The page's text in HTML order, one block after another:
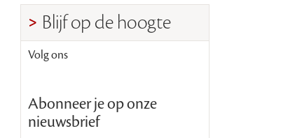
Blijf op de hoogte
Volg ons
Abonneer je op onze
nieuwsbrief